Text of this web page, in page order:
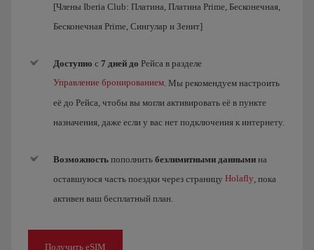
[Члены Iberia Club: Платина, Платина Prime, Бесконечная,
Бесконечная Prime, Сингулар и Зенит]
Доступно с 7 дней до Рейса в разделе
Управление бронированием . Мы рекомендуем настроить
её до Рейса, чтобы вы могли активировать её в пункте
назначения, даже если у вас нет подключения к интернету.
Возможность пополнить безлимитными данными на
оставшуюся часть поездки через страницу Holafly , пока
активен ваш бесплатный план.
Получить eSIM